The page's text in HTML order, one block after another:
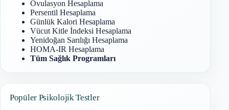
Ovulasyon Hesaplama
Persentil Hesaplama
Günlük Kalori Hesaplama
Vücut Kitle İndeksi Hesaplama
Yenidoğan Sarılığı Hesaplama
HOMA-IR Hesaplama
Tüm Sağlık Programları
Popüler Psikolojik Testler